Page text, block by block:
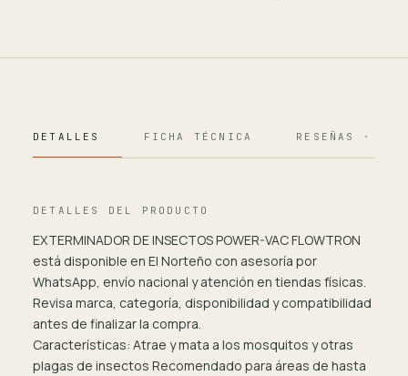
DETALLES FICHA TÉCNICA RESEÑAS · 124
DETALLES DEL PRODUCTO
EXTERMINADOR DE INSECTOS POWER-VAC FLOWTRON
está disponible en El Norteño con asesoría por
WhatsApp, envío nacional y atención en tiendas físicas.
Revisa marca, categoría, disponibilidad y compatibilidad
antes de finalizar la compra.
Características: Atrae y mata a los mosquitos y otras
plagas de insectos Recomendado para áreas de hasta